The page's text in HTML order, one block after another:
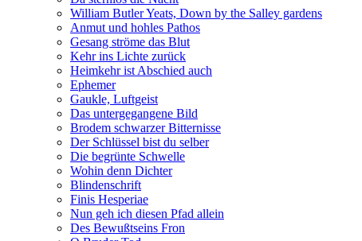
William Butler Yeats, Down by the Salley gardens
Anmut und hohles Pathos
Gesang ströme das Blut
Kehr ins Lichte zurück
Heimkehr ist Abschied auch
Ephemer
Gaukle, Luftgeist
Das untergegangene Bild
Brodem schwarzer Bitternisse
Der Schlüssel bist du selber
Die begrünte Schwelle
Wohin denn Dichter
Blindenschrift
Finis Hesperiae
Nun geh ich diesen Pfad allein
Des Bewußtseins Fron